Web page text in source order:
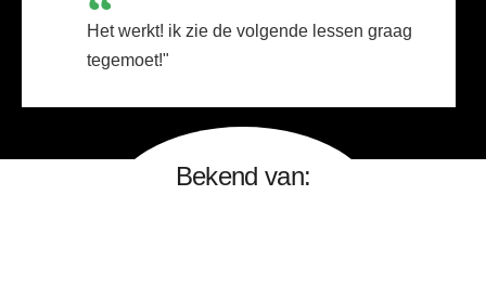
Het werkt! ik zie de volgende lessen graag
tegemoet!"
Bekend van: